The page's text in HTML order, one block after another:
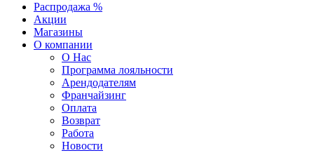
Распродажа %
Акции
Магазины
О компании
О Нас
Программа лояльности
Арендодателям
Франчайзинг
Оплата
Возврат
Работа
Новости